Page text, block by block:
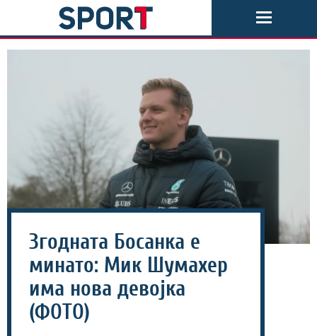
Згодната Босанка е
минато: Мик Шумахер
има нова девојка
(ФОТО)